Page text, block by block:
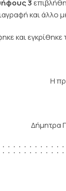
3
και
και εγκρίθηκε
Η
Δήμητρα